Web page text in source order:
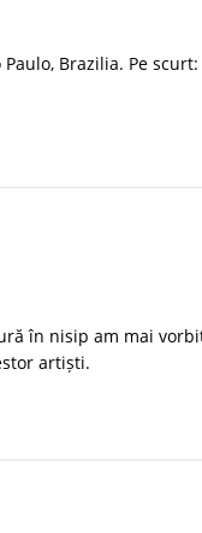
Brazilia. Pe scurt:
în nisip am mai
artiști.